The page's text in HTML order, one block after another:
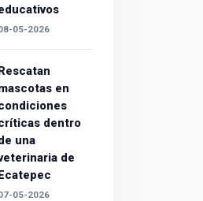
05-2026
en
dentro
una
de
05-2026